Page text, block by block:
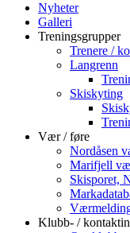
Nyheter
Galleri
Treningsgrupper
Trenere /
Langrenn
Skiskyting
Vær / føre
Nordåsen
Marifjell
Skisporet,
Klubb- /